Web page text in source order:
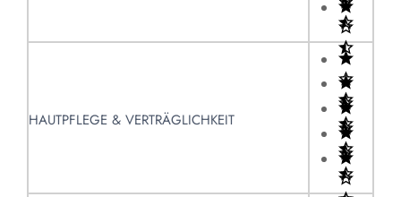
HAUTPFLEGE & VERTRÄGLICHKEIT